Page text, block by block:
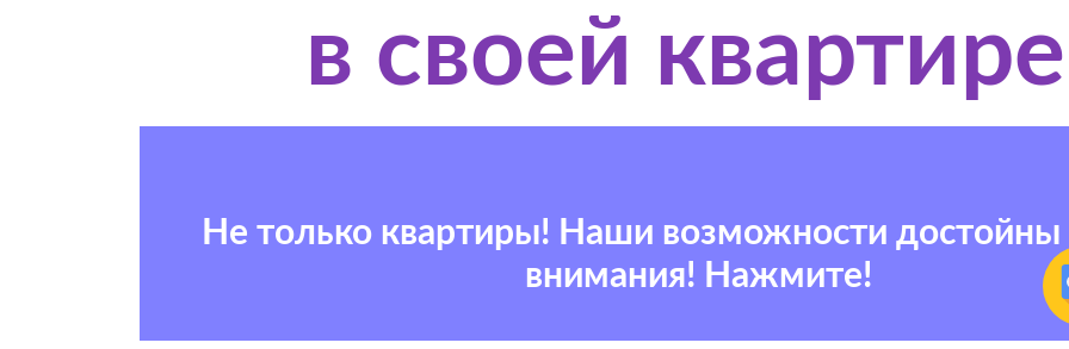
в своей
Не только квартиры! Наши возможности
внимания! Нажмите!